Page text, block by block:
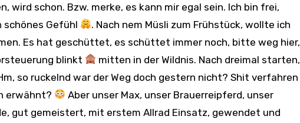
wird schon. Bzw. merke, es kann mir egal sein. Ich bin frei,
schönes Gefühl
. Nach nem Müsli zum Frühstück, wollte ich
Es hat geschüttet, es schüttet immer noch, bitte weg hier,
blinkt
mitten in der Wildnis. Nach dreimal starten,
so ruckelnd war der Weg doch gestern nicht? Shit verfahren
erwähnt?
Aber unser Max, unser Brauerreipferd, unser
gut gemeistert, mit erstem Allrad Einsatz, gewendet und